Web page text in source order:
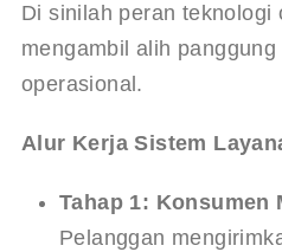
Di sinilah peran teknologi
mengambil alih
operasional.
Alur Kerja Sistem
Tahap 1: Konsumen
Pelanggan